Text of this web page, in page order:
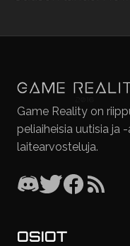
Game Reality on
peliaiheisia uutisia ja
laitearvosteluja.
OSIOT